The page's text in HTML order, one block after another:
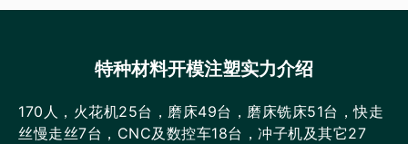
特种材料开模注塑实力介绍
170人，火花机25台，磨床49台，磨床铣床51台，快走
丝慢走丝7台，CNC及数控车18台，冲子机及其它27